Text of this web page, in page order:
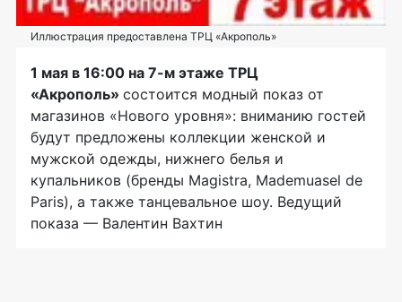
Иллюстрация предоставлена ТРЦ «Акрополь»
1 мая в 16:00 на 7-м этаже ТРЦ
«Акрополь» состоится модный показ от
магазинов «Нового уровня»: вниманию гостей
будут предложены коллекции женской и
мужской одежды, нижнего белья и
купальников (бренды Magistra, Mademuasel de
Paris), а также танцевальное шоу. Ведущий
показа — Валентин Вахтин